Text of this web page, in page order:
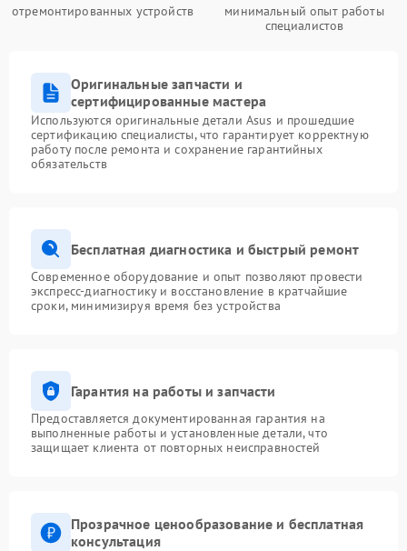
отремонтированных устройств
минимальный опыт работы
специалистов
Оригинальные запчасти и
сертифицированные мастера
Используются оригинальные детали Asus и прошедшие
сертификацию специалисты, что гарантирует корректную
работу после ремонта и сохранение гарантийных
обязательств
Бесплатная диагностика и быстрый ремонт
Современное оборудование и опыт позволяют провести
экспресс-диагностику и восстановление в кратчайшие
сроки, минимизируя время без устройства
Гарантия на работы и запчасти
Предоставляется документированная гарантия на
выполненные работы и установленные детали, что
защищает клиента от повторных неисправностей
Прозрачное ценообразование и бесплатная
консультация